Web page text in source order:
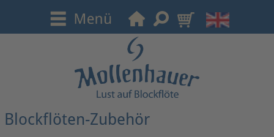
Blockflöten-Zubehör